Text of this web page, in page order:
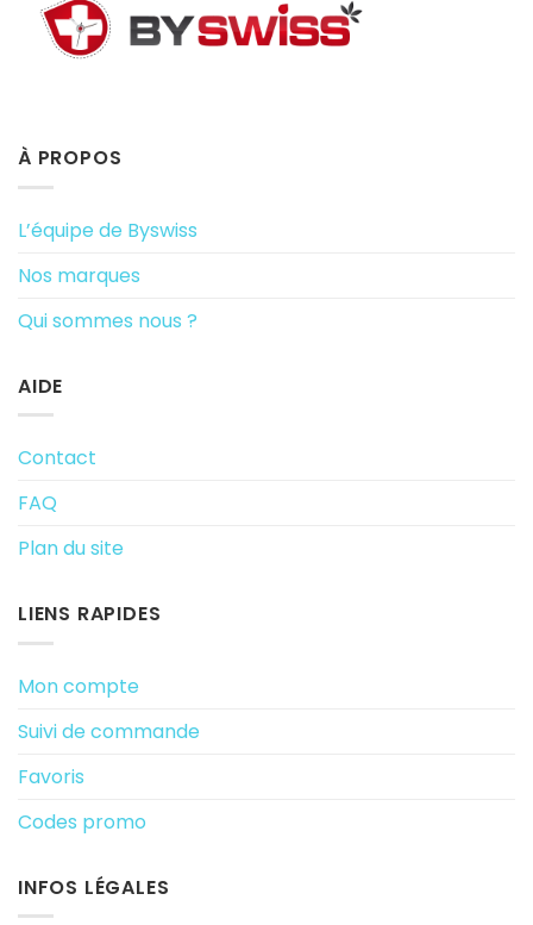
À PROPOS
L’équipe de Byswiss
Nos marques
Qui sommes nous ?
AIDE
Contact
FAQ
Plan du site
LIENS RAPIDES
Mon compte
Suivi de commande
Favoris
Codes promo
INFOS LÉGALES